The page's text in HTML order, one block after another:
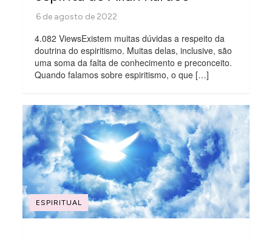
4.082 ViewsExistem muitas dúvidas a respeito da
doutrina do espiritismo. Muitas delas, inclusive, são
uma soma da falta de conhecimento e preconceito.
Quando falamos sobre espiritismo, o que […]
ESPIRITUAL